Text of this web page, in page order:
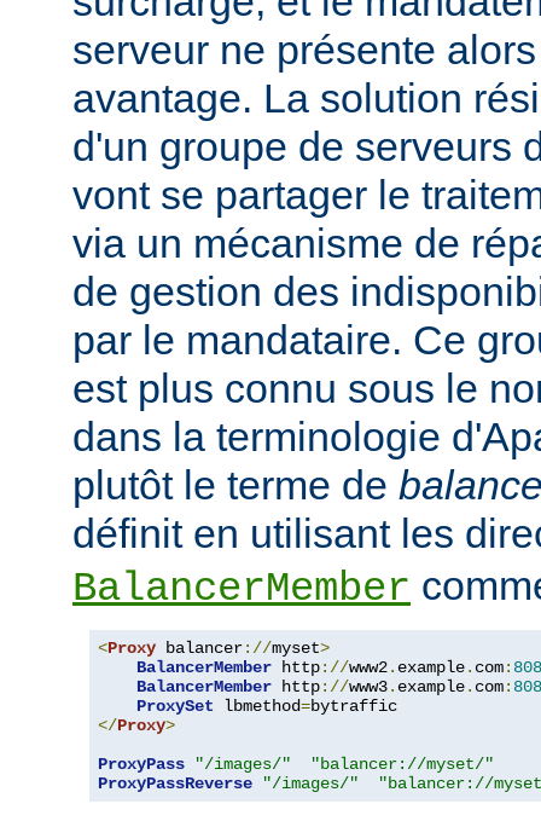
serveur ne présente
avantage. La solution
d'un groupe de serveurs
vont se partager le
via un mécanisme de
de gestion des
par le mandataire. Ce
est plus connu sous le
dans la terminologie
plutôt le terme de
définit en utilisant les
BalancerMember
<Proxy balancer://myset>
BalancerMember http://www2. example. com:
BalancerMember http://www3. example. com:
ProxySet lbmethod=
</Proxy>
ProxyPass
"/images/"
"balancer://myset/"
ProxyPassReverse
"/images/" "balancer://